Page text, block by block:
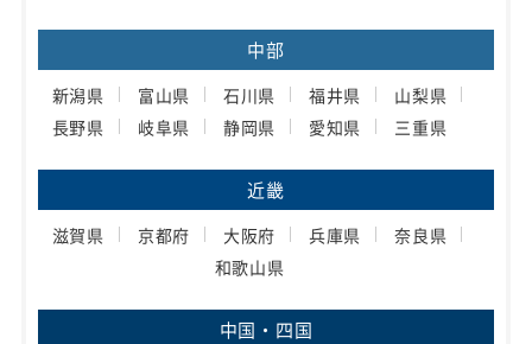
中部
新潟県 富山県 石川県 福井県
山梨県
長野県
岐阜県 静岡県 愛知県 三重県
近畿
滋賀県 京都府 大阪府 兵庫県
奈良県
和歌山県
中国・四国